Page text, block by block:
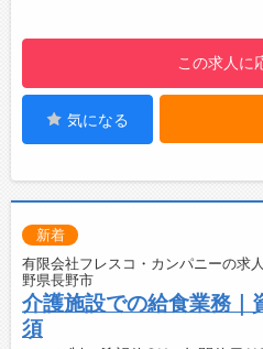
・お客様からの「
気持ちがアンケー
がいを感じること
・「お客様の笑顔
方にピッタリなお
・江戸川区立穂高
る客室数40室の宿
るようおもてなし
・江戸川区民をは
く、口コミでも高
この求人に
気になる
新着
有限会社フレスコ・カンパニーの求
野県長野市
介護施設での給食業務｜
須